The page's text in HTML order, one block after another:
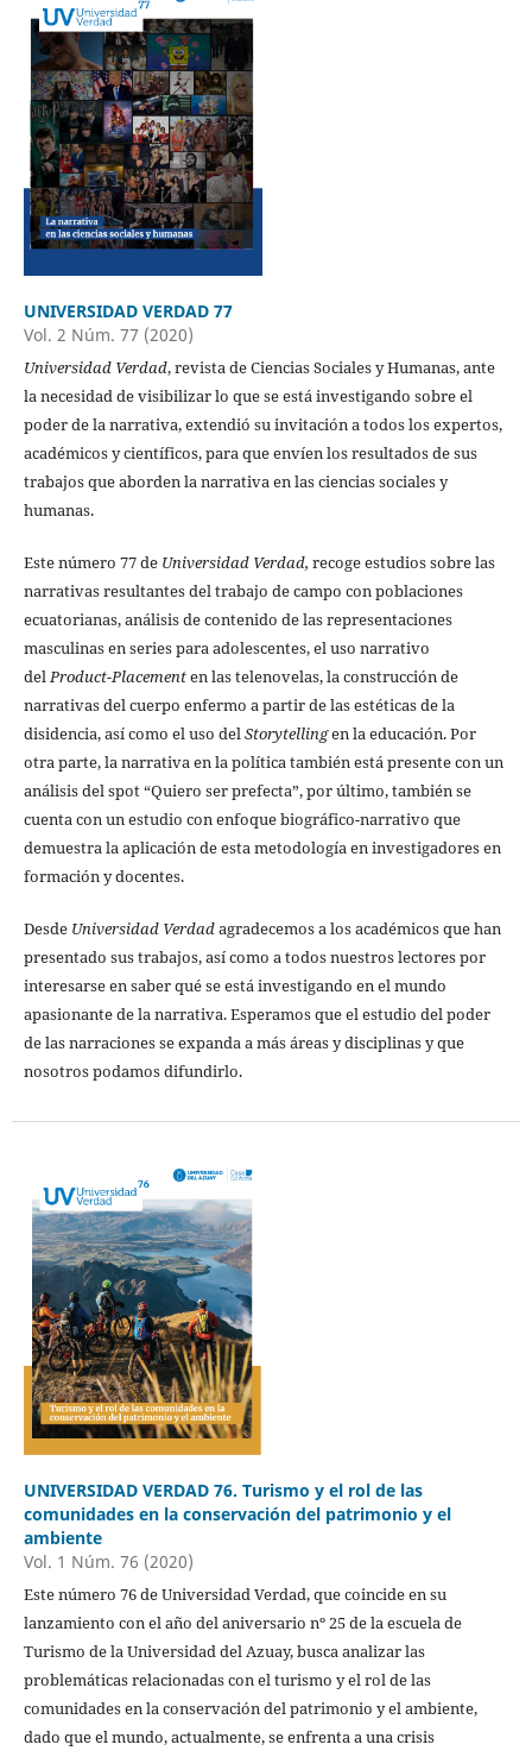
UNIVERSIDAD VERDAD 77
Vol. 2 Núm. 77 (2020)
Universidad Verdad, revista de Ciencias Sociales y Humanas, ante
la necesidad de visibilizar lo que se está investigando sobre el
poder de la narrativa, extendió su invitación a todos los expertos,
académicos y científicos, para que envíen los resultados de sus
trabajos que aborden la narrativa en las ciencias sociales y
humanas.
Este número 77 de Universidad Verdad, recoge estudios sobre las
narrativas resultantes del trabajo de campo con poblaciones
ecuatorianas, análisis de contenido de las representaciones
masculinas en series para adolescentes, el uso narrativo
delProduct-Placementen las telenovelas, la construcción de
narrativas del cuerpo enfermo a partir de las estéticas de la
disidencia, así como el uso delStorytellingen la educación. Por
otra parte, la narrativa en la política también está presente con un
análisis del spot “Quiero ser prefecta”, por último, también se
cuenta con un estudio con enfoque biográfico-narrativo que
demuestra la aplicación de esta metodología en investigadores en
formación y docentes.
Desde Universidad Verdadagradecemos a los académicos que han
presentado sus trabajos, así como a todos nuestros lectores por
interesarse en saber qué se está investigando en el mundo
apasionante de la narrativa. Esperamos que el estudio del poder
de las narraciones se expanda a más áreas y disciplinas y que
nosotros podamos difundirlo.
UNIVERSIDAD VERDAD 76. Turismo y el rol de las
comunidades en la conservación del patrimonio y el
ambiente
Vol. 1 Núm. 76 (2020)
Este número 76 de Universidad Verdad, que coincide en su
lanzamiento con el año del aniversario nº 25 de la escuela de
Turismo de la Universidad del Azuay, busca analizar las
problemáticas relacionadas con el turismo y el rol de las
comunidades en la conservación del patrimonio y el ambiente,
dado que el mundo, actualmente, se enfrenta a una crisis